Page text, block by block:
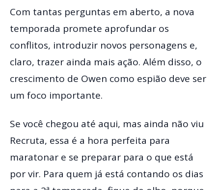
Com tantas perguntas em aberto, a nova
temporada promete aprofundar os
conflitos, introduzir novos personagens e,
claro, trazer ainda mais ação. Além disso, o
crescimento de Owen como espião deve ser
um foco importante.
Se você chegou até aqui, mas ainda não viu
Recruta, essa é a hora perfeita para
maratonar e se preparar para o que está
por vir. Para quem já está contando os dias